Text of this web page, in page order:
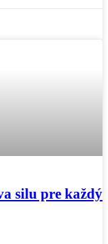
silu pre každý